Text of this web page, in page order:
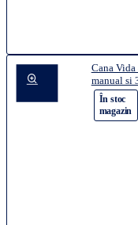
Cana
manual si
În stoc
magazin